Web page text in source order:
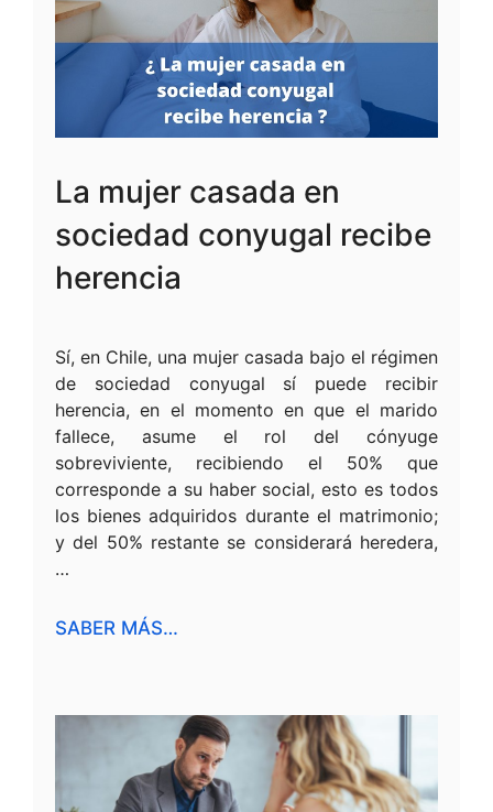
La mujer casada en
sociedad conyugal recibe
herencia
Sí, en Chile, una mujer casada bajo el régimen
de sociedad conyugal sí puede recibir
herencia, en el momento en que el marido
fallece, asume el rol del cónyuge
sobreviviente, recibiendo el 50% que
corresponde a su haber social, esto es todos
los bienes adquiridos durante el matrimonio;
y del 50% restante se considerará heredera,
…
SABER MÁS…